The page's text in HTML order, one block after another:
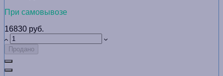
При самовывозе
16830 руб.
Продано